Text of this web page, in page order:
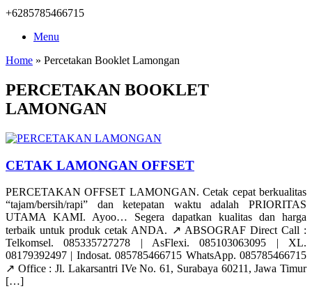
+6285785466715
Menu
Home » Percetakan Booklet Lamongan
PERCETAKAN BOOKLET
LAMONGAN
CETAK LAMONGAN OFFSET
PERCETAKAN OFFSET LAMONGAN. Cetak cepat berkualitas
“tajam/bersih/rapi” dan ketepatan waktu adalah PRIORITAS
UTAMA KAMI. Ayoo… Segera dapatkan kualitas dan harga
terbaik untuk produk cetak ANDA. ↗️ ABSOGRAF Direct Call :
Telkomsel. 085335727278 | AsFlexi. 085103063095 | XL.
08179392497 | Indosat. 085785466715 WhatsApp. 085785466715
↗️ Office : Jl. Lakarsantri IVe No. 61, Surabaya 60211, Jawa Timur
[…]